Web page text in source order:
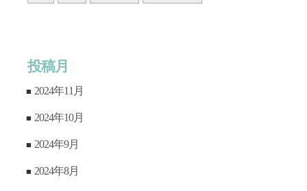
投稿月
2024年11月
2024年10月
2024年9月
2024年8月